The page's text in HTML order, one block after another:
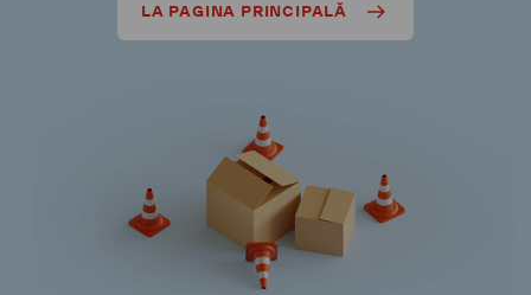
LA PAGINA PRINCIPALĂ